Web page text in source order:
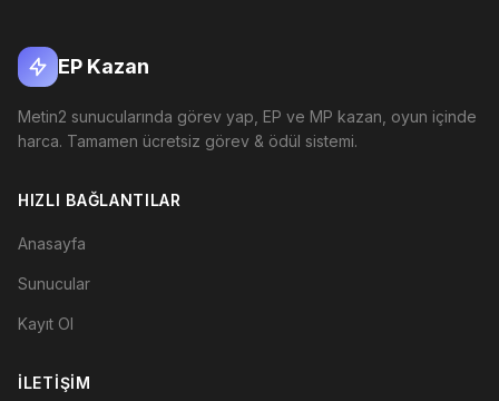
EP Kazan
Metin2 sunucularında görev yap, EP ve MP kazan, oyun içinde
harca. Tamamen ücretsiz görev & ödül sistemi.
HIZLI BAĞLANTILAR
Anasayfa
Sunucular
Kayıt Ol
İLETIŞIM